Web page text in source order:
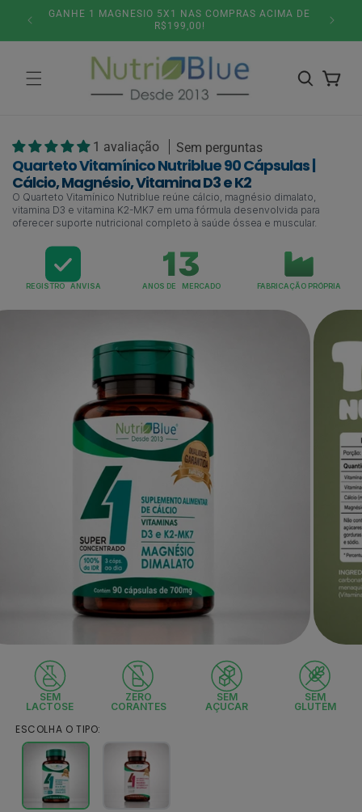
para o5% DESCONTO NO PIX OU PARCELAMENTO 6X SEM
JUROS!
Carrinho
1 avaliação Sem perguntas
Quarteto Vitamínico Nutriblue 90 Cápsulas |
Cálcio, Magnésio, Vitamina D3 e K2
O Quarteto Vitamínico Nutriblue reúne cálcio, magnésio dimalato,
vitamina D3 e vitamina K2-MK7 em uma fórmula desenvolvida para
oferecer suporte nutricional completo à saúde óssea e muscular.
REGISTRO ANVISA ANOS DE MERCADO FABRICAÇÃO PRÓPRIA
mídia
2
na
janela
modal
SEM
LACTOSE
ZERO
CORANTES
SEM
AÇUCAR
SEM
GLUTÉM
ESCOLHA O TIPO: